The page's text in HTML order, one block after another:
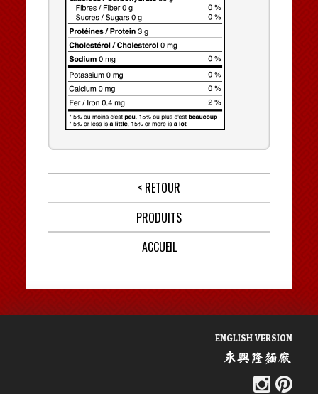
< RETOUR
PRODUITS
ACCUEIL
ENGLISH VERSION